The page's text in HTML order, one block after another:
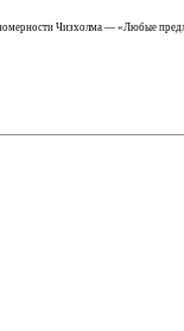
Чизхолма — «Любые